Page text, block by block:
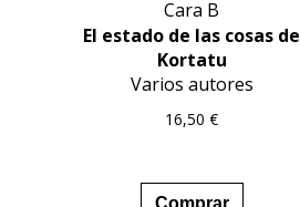
Cara B
El estado de las cosas de
Kortatu
Varios autores
16,50€
Comprar